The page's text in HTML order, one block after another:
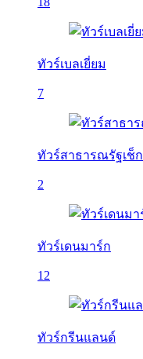
ทัวร์เบลเยี่ยม
7
ทัวร์สาธารณรัฐเช็ก
2
ทัวร์เดนมาร์ก
12
ทัวร์กรีนแลนด์